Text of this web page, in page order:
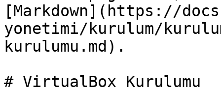
[Markdown](https://
yonetimi/kurulum/
kurulumu.md).
# VirtualBox Kurulumu